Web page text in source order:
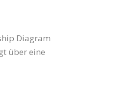
Diagram
über eine